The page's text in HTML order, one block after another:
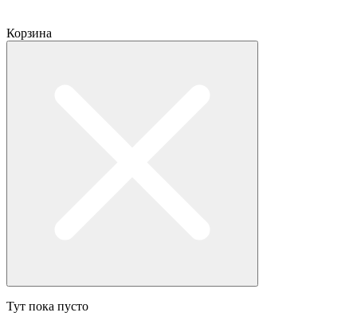
Корзина
Тут пока пусто